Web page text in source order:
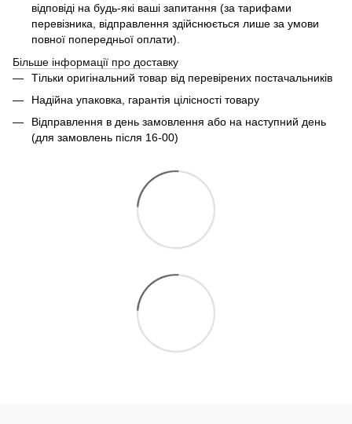
відповіді на будь-які ваші запитання (за тарифами
перевізника, відправлення здійснюється лише за умови
повної попередньої оплати).
Більше інформації про доставку
Тільки оригінальний товар від перевірених постачальників
Надійна упаковка, гарантія цілісності товару
Відправлення в день замовлення або на наступний день
(для замовлень після 16-00)